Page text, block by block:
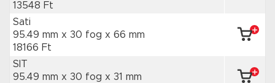
13548 Ft
Sati
95.49 mm x 30 fog x 66 mm
18166 Ft
SIT
95.49 mm x 30 fog x 31 mm